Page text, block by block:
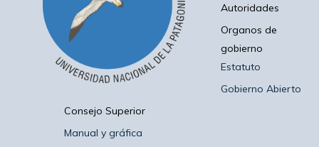
Autoridades
Organos de
gobierno
Estatuto
Gobierno Abierto
Consejo Superior
Manual y gráfica